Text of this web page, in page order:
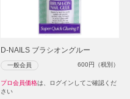
D-NAILS ブラシオングルー
一般会員 600円（税別）
プロ会員価格は、ログインしてご確認くだ
さい